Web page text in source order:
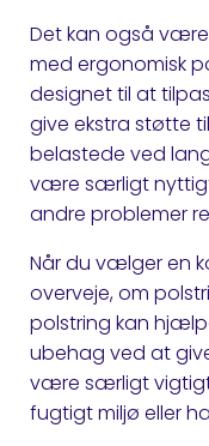
Det kan også
med ergonomisk
designet til at
give ekstra støtte
belastede ved
være særligt
andre problemer
Når du vælger en
overveje, om
polstring kan
ubehag ved at
være særligt
fugtigt miljø eller